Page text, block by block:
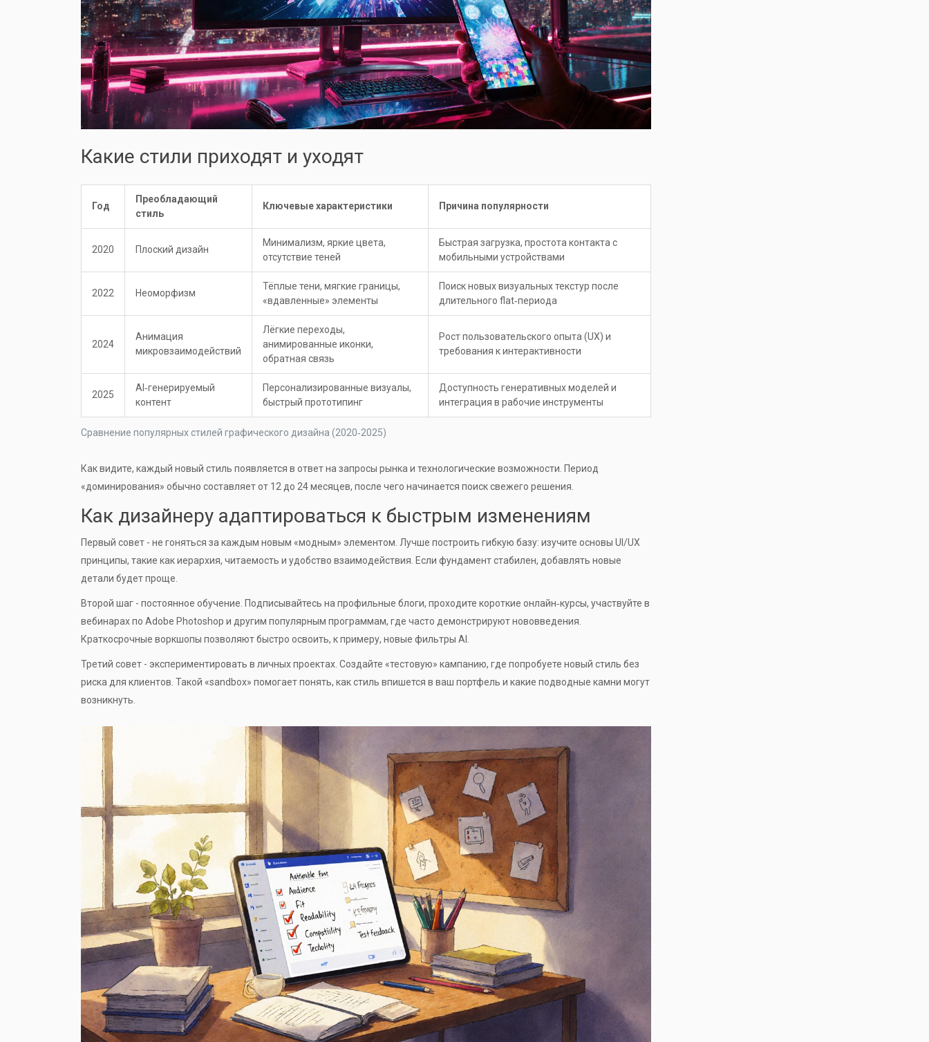
Какие стили приходят и уходят
Сравнение популярных стилей графического дизайна (2020‑2025)
Год
Преобладающий
стиль
Ключевые характеристики Причина популярности
2020 Плоский дизайн
Минимализм, яркие цвета,
отсутствие теней
Быстрая загрузка, простота контакта с
мобильными устройствами
2022 Неоморфизм
Тёплые тени, мягкие границы,
«вдавленные» элементы
Поиск новых визуальных текстур после
длительного flat‑периода
2024
Анимация
микровзаимодействий
Лёгкие переходы,
анимированные иконки,
обратная связь
Рост пользовательского опыта (UX) и
требования к интерактивности
2025
AI‑генерируемый
контент
Персонализированные визуалы,
быстрый прототипинг
Доступность генеративных моделей и
интеграция в рабочие инструменты
Как видите, каждый новый стиль появляется в ответ на запросы рынка и технологические возможности. Период
«доминирования» обычно составляет от 12 до 24 месяцев, после чего начинается поиск свежего решения.
Как дизайнеру адаптироваться к быстрым изменениям
Первый совет - не гоняться за каждым новым «модным» элементом. Лучше построить гибкую базу: изучите основы UI/UX
принципы, такие как иерархия, читаемость и удобство взаимодействия . Если фундамент стабилен, добавлять новые
детали будет проще.
Второй шаг - постоянное обучение. Подписывайтесь на профильные блоги, проходите короткие онлайн‑курсы, участвуйте в
вебинарах по Adobe Photoshop и другим популярным программам, где часто демонстрируют нововведения
Краткосрочные воркшопы позволяют быстро освоить, к примеру, новые фильтры AI.
Третий совет - экспериментировать в личных проектах. Создайте «тестовую» кампанию, где попробуете новый стиль без
риска для клиентов. Такой «sandbox» помогает понять, как стиль впишется в ваш портфель и какие подводные камни могут
возникнуть.